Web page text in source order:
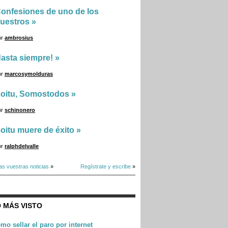
de uno de los
»
ambrosius
siempre! »
marcosymolduras
Somostodos »
schinonero
muere de éxito »
ralphdelvalle
vuestras noticias » Regístrate y escribe »
MÁS VISTO
sellar el paro por internet